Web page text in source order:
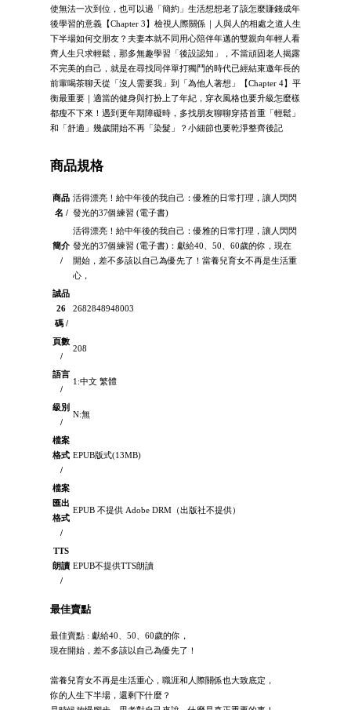
使無法一次到位，也可以過「簡約」生活想想老了該怎麼賺錢成年
後學習的意義【Chapter 3】檢視人際關係｜人與人的相處之道人生
下半場如何交朋友？夫妻本就不同用心陪伴年邁的雙親向年輕人看
齊人生只求輕鬆，那多無趣學習「後設認知」，不當頑固老人揭露
不完美的自己，就是在尋找同伴單打獨鬥的時代已經結束邀年長的
前輩喝茶聊天從「沒人需要我」到「為他人著想」【Chapter 4】平
衡最重要｜適當的健身與打扮上了年紀，穿衣風格也要升級怎麼樣
都瘦不下來！遇到更年期障礙時，多找朋友聊聊穿搭首重「輕鬆」
和「舒適」幾歲開始不再「染髮」？小細節也要乾淨整齊後記
商品規格
商品
名 /
活得漂亮！給中年後的我自己：優雅的日常打理，讓人閃閃
發光的37個練習 (電子書)
簡介
/
活得漂亮！給中年後的我自己：優雅的日常打理，讓人閃閃
發光的37個練習 (電子書)：獻給40、50、60歲的你，現在
開始，差不多該以自己為優先了！當養兒育女不再是生活重
心，
誠品
26
碼 /
2682848948003
頁數
/
208
語言
/
1:中文 繁體
級別
/
N:無
檔案
格式
/
EPUB版式(13MB)
檔案
匯出
格式
/
EPUB 不提供 Adobe DRM（出版社不提供）
TTS
朗讀
/
EPUB不提供TTS朗讀
最佳賣點
最佳賣點 : 獻給40、50、60歲的你，
現在開始，差不多該以自己為優先了！
當養兒育女不再是生活重心，職涯和人際關係也大致底定，
你的人生下半場，還剩下什麼？